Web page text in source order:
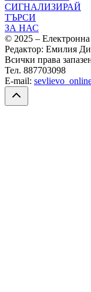
СИГНАЛИЗИРАЙ
ТЪРСИ
ЗА НАС
© 2025 –
Редактор: Емилия
Всички права
Тел. 887703098
E-mail: